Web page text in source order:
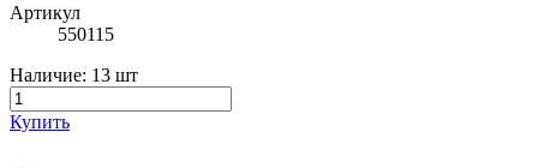
Артикул
550115
Наличие: 13 шт
Купить